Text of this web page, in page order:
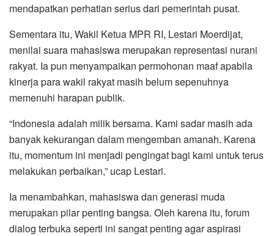
mendapatkan perhatian serius dari pemerintah pusat.
Sementara itu, Wakil Ketua MPR RI, Lestari Moerdijat,
menilai suara mahasiswa merupakan representasi nurani
rakyat. Ia pun menyampaikan permohonan maaf apabila
kinerja para wakil rakyat masih belum sepenuhnya
memenuhi harapan publik.
“Indonesia adalah milik bersama. Kami sadar masih ada
banyak kekurangan dalam mengemban amanah. Karena
itu, momentum ini menjadi pengingat bagi kami untuk terus
melakukan perbaikan,” ucap Lestari.
Ia menambahkan, mahasiswa dan generasi muda
merupakan pilar penting bangsa. Oleh karena itu, forum
dialog terbuka seperti ini sangat penting agar aspirasi